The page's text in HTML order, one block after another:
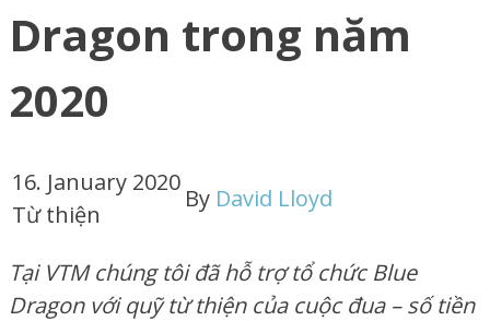
Dragon trong năm
2020
16. January 2020
Từ thiện
By David Lloyd
Tại VTM chúng tôi đã hỗ trợ tổ chức Blue
Dragon với quỹ từ thiện của cuộc đua – số tiền